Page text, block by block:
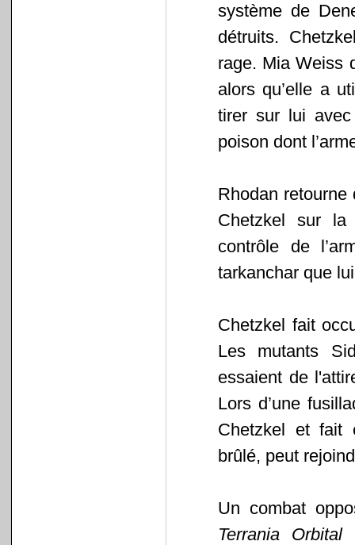
système de
détruits.
rage. Mia Weiss
alors qu’elle a
tirer sur lui avec
poison dont
Rhodan
Chetzkel sur
contrôle de
tarkanchar que
Chetzkel fait
Les mutants
essaient de
Lors d’une
Chetzkel et fait
brûlé, peut
Un combat
Terrania Orbital